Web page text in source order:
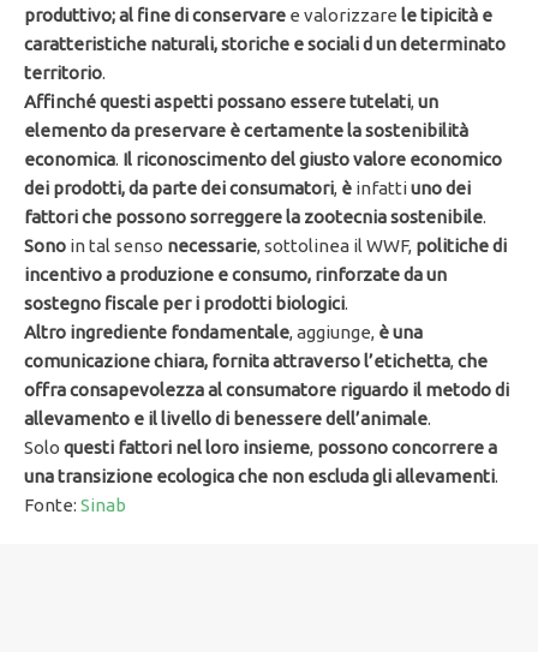
produttivo; al fine di conservare e valorizzare le tipicità e
caratteristiche naturali, storiche e sociali d un determinato
territorio.
Affinché questi aspetti possano essere tutelati,un
elemento da preservare è certamente la sostenibilità
economica. Il riconoscimento del giusto valore economico
dei prodotti, da parte dei consumatori, è infattiuno dei
fattori che possono sorreggere la zootecnia sostenibile.
Sono in tal senso necessarie, sottolinea il WWF, politiche di
incentivo a produzione e consumo, rinforzate da un
sostegno fiscale per i prodotti biologici.
Altro ingrediente fondamentale, aggiunge, è una
comunicazione chiara, fornita attraverso l’etichetta,che
offra consapevolezza al consumatore riguardo il metodo di
allevamento e il livello di benessere dell’animale.
Solo questi fattori nel loro insieme, possono concorrere a
una transizione ecologica che non escluda gli allevamenti.
Fonte: Sinab